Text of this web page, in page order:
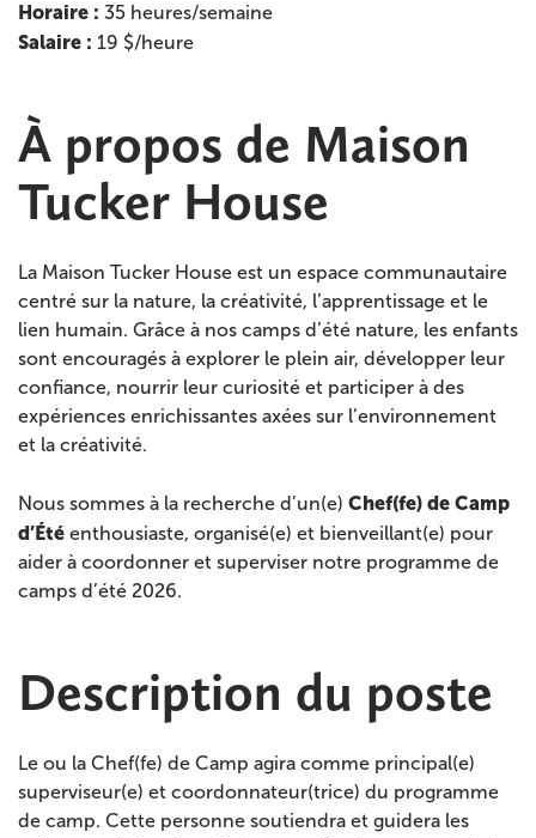
Horaire : 35 heures/semaine
Salaire : 19 $/heure
À propos de Maison
Tucker House
La Maison Tucker House est un espace communautaire
centré sur la nature, la créativité, l’apprentissage et le
lien humain. Grâce à nos camps d’été nature, les enfants
sont encouragés à explorer le plein air, développer leur
confiance, nourrir leur curiosité et participer à des
expériences enrichissantes axées sur l’environnement
et la créativité.
Nous sommes à la recherche d’un(e) Chef(fe) de Camp
d’Été enthousiaste, organisé(e) et bienveillant(e) pour
aider à coordonner et superviser notre programme de
camps d’été 2026.
Description du poste
Le ou la Chef(fe) de Camp agira comme principal(e)
superviseur(e) et coordonnateur(trice) du programme
de camp. Cette personne soutiendra et guidera les